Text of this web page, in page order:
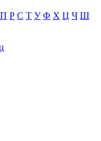
П Р С Т У Ф Х Ц Ч Ш